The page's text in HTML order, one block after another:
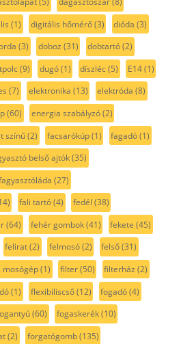
(1) digitális hőmérő(3) dióda (3)
(3) doboz (31) dobtartó(2)
(9) dugó(1) díszléc(5) E14(1)
(7) elektronika (13) elektróda (8)
(60) energia szabályzó(2)
színű(2) facsarókúp(1) fagadó(1)
belső ajtók(35)
(27)
fali tartó(4) fedél (38)
(64) fehér gombok(41) fekete (45)
felirat(2) felmosó(2) felső(31)
(1) filter(50) filterház (2)
(1) flexibiliscső(12) fogadó(4)
(60) fogaskerék(10)
(2) forgatógomb(135)